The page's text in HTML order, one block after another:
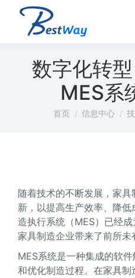
数字化转
MES系
您在这里：
首页 信息中心
随着技术的不断发展，家
新，以提高生产效率、降
造执行系统（MES）已经
家具制造企业带来了前所未
MES系统是一种集成的软
和优化制造过程。在家具